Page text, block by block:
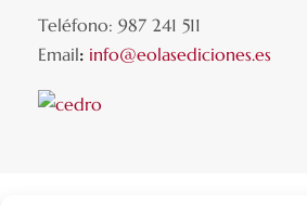
Teléfono: 987 241 511
Email: info@eolasediciones.es